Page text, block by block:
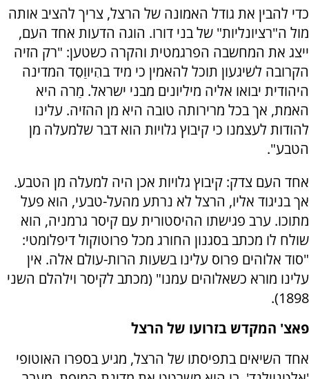
כדי להבין את גודל האמונה של הרצל, צריך להציב אותה
מול ה"רציונליות" של בני דורו. הוגה הדעות אחד העם,
ייצג את המחשבה הפרגמטית והקרה כשטען: "רק הזיה
הקרובה לשיגעון תוכל להאמין כי מיד בהִיווַסֵד המדינה
היהודית יבואו אליה מיליונים מבני ישראל. מַרה היא
האמת, אך בכל מרירותה טובה היא מן ההזיה. עלינו
להודות לעצמנו כי קיבוץ גלויות הוא דבר שלמעלה מן
הטבע".
אחד העם צדק: קיבוץ גלויות אכן היה למעלה מן הטבע.
אך בניגוד אליו, הרצל לא נרתע מהעל-טבעי, הוא פעל
מתוכו. ערב פגישתו ההיסטורית עם קיסר גרמניה, הוא
שולח לו מכתב בסגנון החורג מכל פרוטוקול דיפלומטי:
"סוד אלוהים פרוס עלינו בשעות הרות-עולם אלה. אין
עלינו מורא כשאלוהים עמנו" (מכתב לקיסר וילהלם השני
1898).
פאצ' המקדש בזרועו של הרצל
אחד השיאים בתפיסתו של הרצל, מגיע בספרו האוטופי